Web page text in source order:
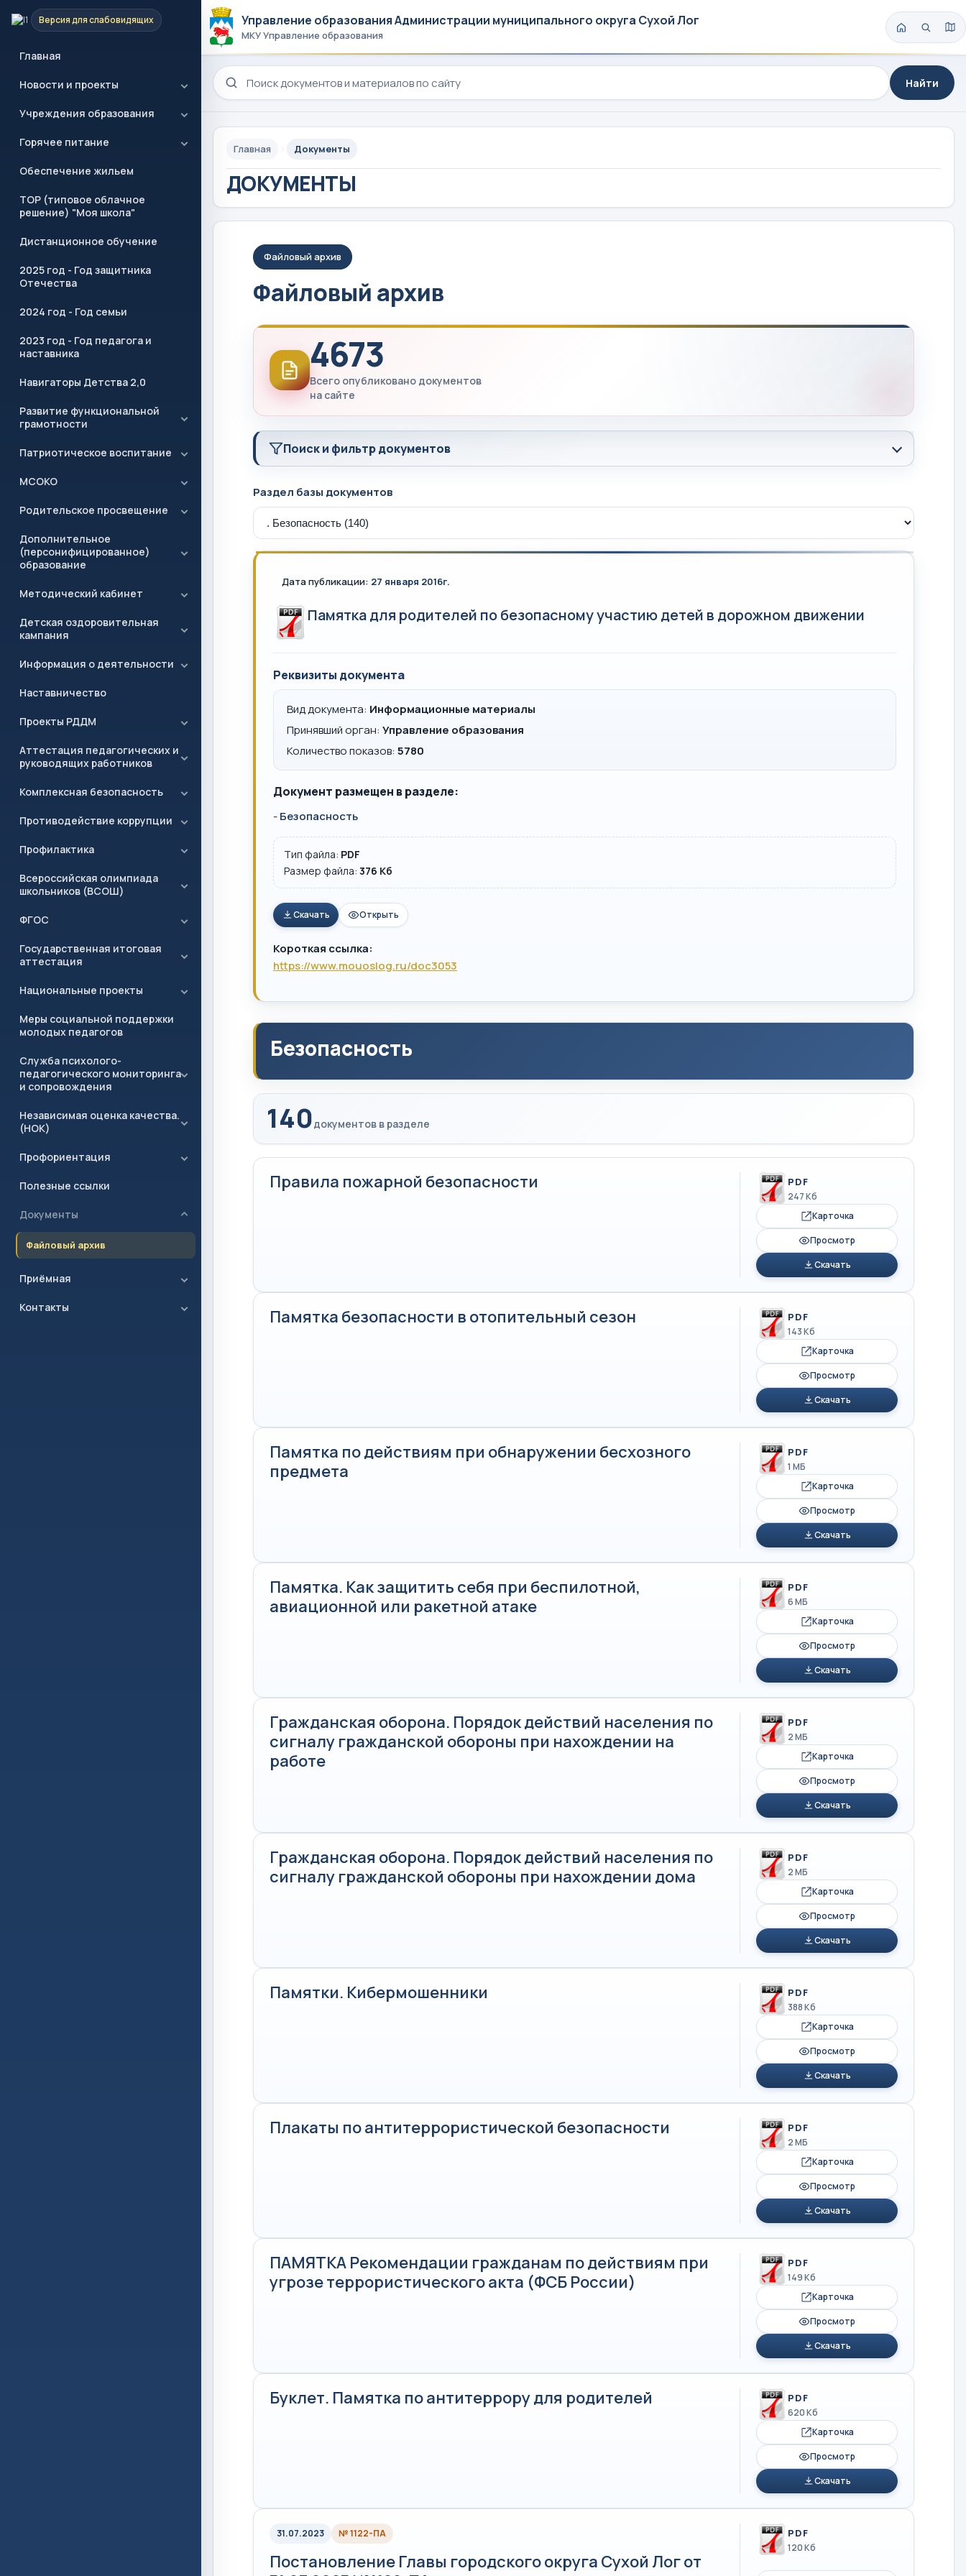
Версия для слабовидящих
Главная
Новости и проекты
Учреждения образования
Горячее питание
Обеспечение жильем
ТОР (типовое облачное
решение) "Моя школа"
Дистанционное обучение
2025 год - Год защитника
Отечества
2024 год - Год семьи
2023 год - Год педагога и
наставника
Навигаторы Детства 2,0
Развитие функциональной
грамотности
Патриотическое воспитание
МСОКО
Родительское просвещение
Дополнительное
(персонифицированное)
образование
Методический кабинет
Детская оздоровительная
кампания
Информация о деятельности
Наставничество
Проекты РДДМ
Аттестация педагогических и
руководящих работников
Комплексная безопасность
Противодействие коррупции
Профилактика
Всероссийская олимпиада
школьников (ВСОШ)
ФГОС
Государственная итоговая
аттестация
Национальные проекты
Меры социальной поддержки
молодых педагогов
Служба психолого-
педагогического мониторинга
и сопровождения
Независимая оценка качества.
(НОК)
Профориентация
Полезные ссылки
Документы
Файловый архив
Приёмная
Контакты
Управление образования Администрации муниципального округа Сухой Лог
МКУ Управление образования
Поиск по сайту
Найти
Главная Документы
ДОКУМЕНТЫ
Файловый архив
Файловый архив
4673
Всего опубликовано документов
на сайте
Поиск и фильтр документов
Раздел базы документов
Дата публикации: 27 января 2016г.
Памятка для родителей по безопасному участию детей в дорожном движении
Реквизиты документа
Вид документа: Информационные материалы
Принявший орган: Управление образования
Количество показов: 5780
Документ размещен в разделе:
-Безопасность
Тип файла: PDF
Размер файла: 376 Кб
Скачать Открыть
Короткая ссылка:
https://www.mouoslog.ru/doc3053
Безопасность
140документов в разделе
Правила пожарной безопасности PDF
247 Кб
Карточка
Просмотр
Скачать
Памятка безопасности в отопительный сезон PDF
143 Кб
Карточка
Просмотр
Скачать
Памятка по действиям при обнаружении бесхозного
предмета
PDF
1 МБ
Карточка
Просмотр
Скачать
Памятка. Как защитить себя при беспилотной,
авиационной или ракетной атаке
PDF
6 МБ
Карточка
Просмотр
Скачать
Гражданская оборона. Порядок действий населения по
сигналу гражданской обороны при нахождении на
работе
PDF
2 МБ
Карточка
Просмотр
Скачать
Гражданская оборона. Порядок действий населения по
сигналу гражданской обороны при нахождении дома
PDF
2 МБ
Карточка
Просмотр
Скачать
Памятки. Кибермошенники PDF
388 Кб
Карточка
Просмотр
Скачать
Плакаты по антитеррористической безопасности PDF
2 МБ
Карточка
Просмотр
Скачать
ПАМЯТКА Рекомендации гражданам по действиям при
угрозе террористического акта (ФСБ России)
PDF
149 Кб
Карточка
Просмотр
Скачать
Буклет. Памятка по антитеррору для родителей PDF
620 Кб
Карточка
Просмотр
Скачать
31.07.2023 № 1122-ПА
Постановление Главы городского округа Сухой Лог от
PDF
120 Кб